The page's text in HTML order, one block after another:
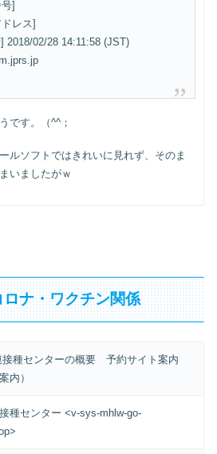
]
レス]
2018/02/28 14:11:58 (JST)
です。（^^；
ルソフトではきれいに見れず、そのま
いましたがｗ
ナ・ワクチン関係
接種センターの概要 予約サイト案内
内）
種センター <v-sys-mhlw-go-